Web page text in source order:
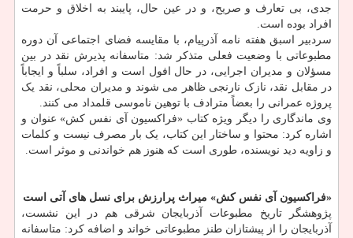
جدی، بی تعارف و صریح، و در عین حال، پایبند به اخلاق و حرمت
افراد بوده است.
سردبیر اسبق هفته نامه آذرپیام، با مقایسه فضای اجتماعی آن دوره
مطبوعاتی با وضعیت فعلی متذکر شد: متاسفانه پذیرش نقد در بین
مسؤلان و مدیران اجرایی، در حال افول است و افراد، سلباً و ایجاباً
در مقابل نقد، نازک نارنجی ظاهر می شوند و مدیران محلی، نقد یک
پروژه عمرانی را بعضاً مترادف با توهین ناموسی قلمداد می کنند.
وی ماندگاری را دیگر ویژه کتاب «فراکسیون آی نفس کش» عنوان و
اشاره کرد: محتوا و ساختار این کتاب، یک بار مصرف نیست و کلمات
و زاویه دید نویسنده، طوری است که هنوز هم خواندنی و موثر است.
«فراکسیون آی نفس کش» میراث پرارزش برای نسل های آتی است
پژوهشگر تاریخ مطبوعات آذربایجان شرقی هم در این نشست،
آذربایجان را از پیشتازان طنز مطبوعاتی خواند و اضافه کرد: متاسفانه